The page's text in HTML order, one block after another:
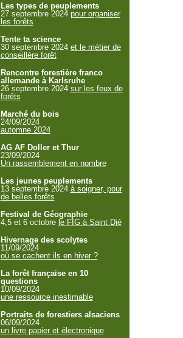
Les types de peuplements
27 septembre 2024 pour organiser
les forêts
Tente ta science
30 septembre 2024 et le métier de
conseillère forêt
Rencontre forestière franco
allemande à Karlsruhe
26 septembre 2024 sur les feux de
forêts
Marché du bois
24/09/2024
automne 2024
AG AF Doller et Thur
23/09/2024
Un rassemblement en nombre
Les jeunes peuplements
13 septembre 2024 à soigner, pour
de belles forêts
Festival de Géographie
4,5 et 6 octobre le FIG à Saint Dié
Hivernage des scolytes
11/09/2024
où se cachent ils en hiver ?
La forêt française en 10
questions
10/09/2024
une ressource inestimable
Portraits de forestiers alsaciens
06/09/2024
un livre papier et électronique